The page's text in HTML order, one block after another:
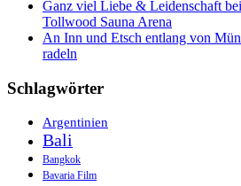
Ganz viel Liebe & Leidenschaft
Tollwood Sauna Arena
An Inn und Etsch entlang von
radeln
Schlagwörter
Argentinien
Bali
Bangkok
Bavaria Film